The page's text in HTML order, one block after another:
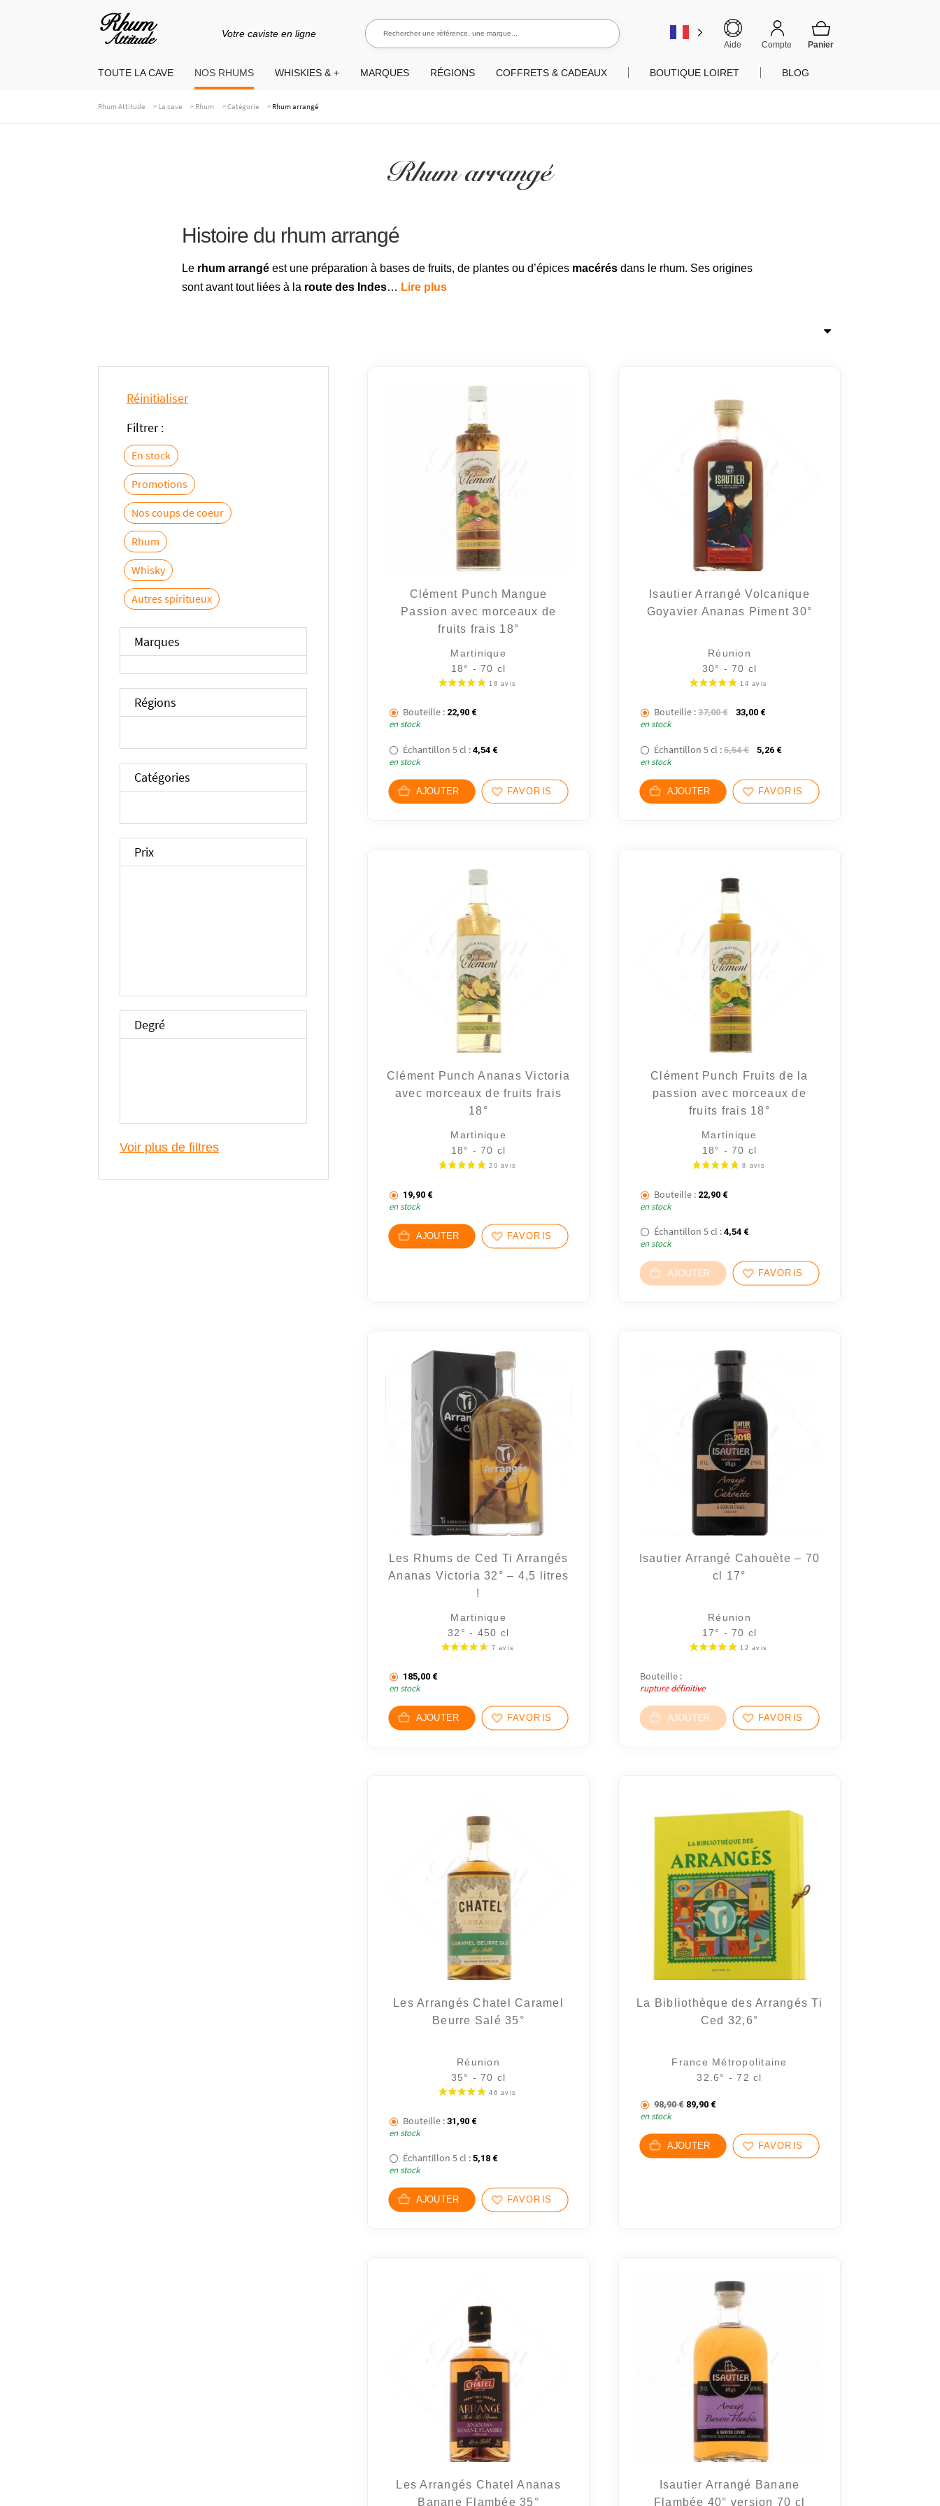
Aller
la
Aller
contenu
Votre caviste en ligne
Aide Compte
Rechercher une référence, une marque...
Rechercher
TOUTE LA CAVE NOS RHUMS WHISKIES & + MARQUES RÉGIONS COFFRETS & CADEAUX BOUTIQUE LOIRET BLOG
Rhum Attitude > La cave > Rhum >Catégorie > Rhum arrangé
Rhum arrangé
Histoire du rhum arrangé
Le rhum arrangé est une préparation à bases de fruits, de plantes ou d’épices macérés dans le rhum. Ses origines
sont avant tout liées à la route des Indes… Lire plus
Réinitialiser
Filtrer :
En stock
Promotions
Nos coups de coeur
Rhum
Whisky
Autres spiritueux
Marques
Régions
Catégories
Prix
Degré
Voir plus de filtres
Clément Punch Mangue
Passion avec morceaux de
fruits frais 18°
Martinique
18° - 70 cl
Bouteille : 22,90 €
en stock
Échantillon 5 cl : 4,54 €
en stock
AJOUTER FAVORIS
Isautier Arrangé Volcanique
Goyavier Ananas Piment 30°
Réunion
30° - 70 cl
Bouteille : 37,00€ Le prix initial était : 37,00 €.
33,00 €Le prix actuel est : 33,00 €.
en stock
Échantillon 5 cl : 5,54€ Le prix initial était : 5,54 €.
5,26 €Le prix actuel est : 5,26 €.
en stock
AJOUTER FAVORIS
Clément Punch Ananas Victoria
avec morceaux de fruits frais
18°
Martinique
18° - 70 cl
19,90 €
en stock
AJOUTER FAVORIS
Clément Punch Fruits de la
passion avec morceaux de
fruits frais 18°
Martinique
18° - 70 cl
Bouteille : 22,90 €
en stock
Échantillon 5 cl : 4,54 €
en stock
AJOUTER FAVORIS
Les Rhums de Ced Ti Arrangés
Ananas Victoria 32° – 4,5 litres
!
Martinique
32° - 450 cl
185,00 €
en stock
AJOUTER FAVORIS
Isautier Arrangé Cahouète – 70
cl 17°
Réunion
17° - 70 cl
Bouteille :
rupture définitive
AJOUTER FAVORIS
Les Arrangés Chatel Caramel
Beurre Salé 35°
Réunion
35° - 70 cl
Bouteille : 31,90 €
en stock
Échantillon 5 cl : 5,18 €
en stock
AJOUTER FAVORIS
La Bibliothèque des Arrangés Ti
Ced 32,6°
France Métropolitaine
32.6° - 72 cl
98,90€ Le prix initial était : 98,90 €.
89,90 €Le prix actuel est : 89,90 €.
en stock
AJOUTER FAVORIS
Les Arrangés Chatel Ananas
Banane Flambée 35°
Isautier Arrangé Banane
Flambée 40° version 70 cl